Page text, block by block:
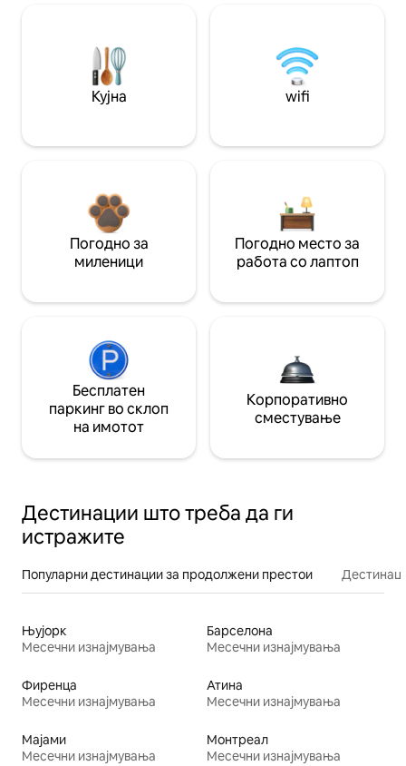
Кујна wifi
Погодно за
миленици
Погодно место за
работа со лаптоп
Бесплатен
паркинг во склоп
на имотот
Корпоративно
сместување
Дестинации што треба да ги
истражите
Популарни дестинации за продолжени престои
Њујорк
Месечни изнајмувања
Барселона
Месечни изнајмувања
Фиренца
Месечни изнајмувања
Атина
Месечни изнајмувања
Мајами
Месечни изнајмувања
Монтреал
Месечни изнајмувања